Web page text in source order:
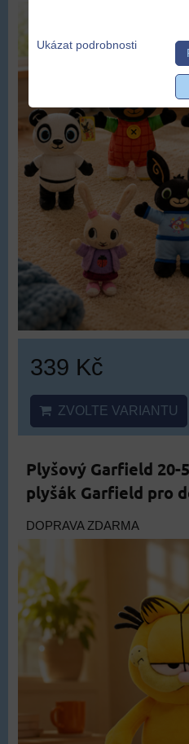
339 Kč
ZVOLTE VARIANTU
Plyšový Garfield 20-
plyšák Garfield pro
DOPRAVA ZDARMA
Ukázat podrobnosti